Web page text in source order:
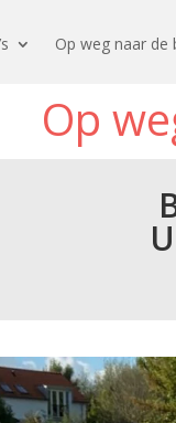
Op weg naar de
Op